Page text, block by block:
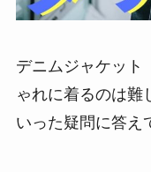
デニムジャケット
ゃれに着るのは難
いった疑問に答え